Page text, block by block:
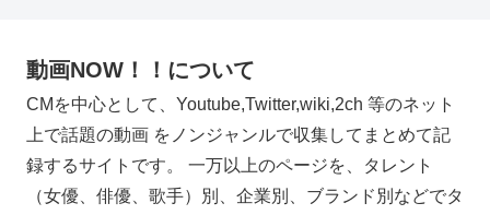
動画NOW！！について
CMを中心として、Youtube,Twitter,wiki,2ch 等のネット
上で話題の動画 をノンジャンルで収集してまとめて記
録するサイトです。 一万以上のページを、タレント
（女優、俳優、歌手）別、企業別、ブランド別などでタ